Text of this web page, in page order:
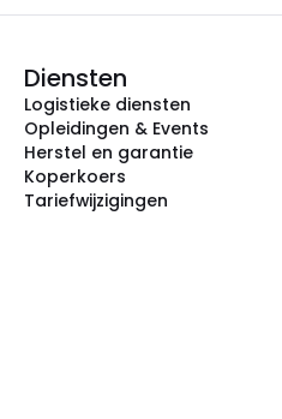
Diensten
Logistieke diensten
Opleidingen & Events
Herstel en garantie
Koperkoers
Tariefwijzigingen